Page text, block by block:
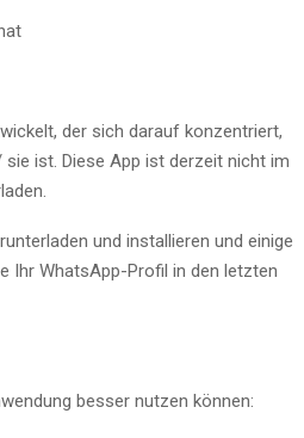
der sich darauf konzentriert,
ist. Diese App ist derzeit nicht im
und installieren und einige
Ihr WhatsApp-Profil in den letzten
besser nutzen können: